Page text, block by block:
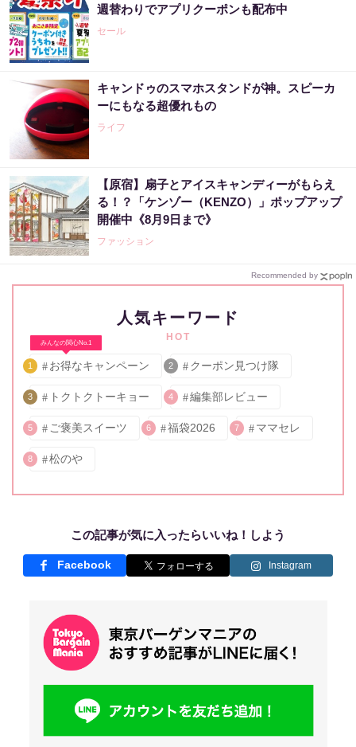
週替わりでアプリクーポンも配布中
セール
キャンドゥのスマホスタンドが神。スピーカ
ーにもなる超優れもの
ライフ
【原宿】扇子とアイスキャンディーがもらえ
る！？「ケンゾー（KENZO）」ポップアップ
開催中《8月9日まで》
ファッション
Recommended by
人気キーワード
HOT
みんなの関心No.1
1 お得なキャンペーン 2 クーポン見つけ隊
3 トクトクトーキョー 4 編集部レビュー
5 ご褒美スイーツ 6 福袋2026 7 ママセレ
8 松のや
この記事が気に入ったらいいね！しよう
Facebook Instagram